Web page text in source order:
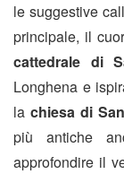
le suggestive
principale, il
cattedrale di
Longhena e
la chiesa di
più antiche
approfondire il